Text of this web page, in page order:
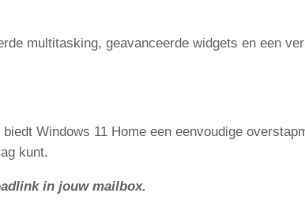
multitasking, geavanceerde widgets en een
Windows 11 Home een eenvoudige
kunt.
in jouw mailbox.